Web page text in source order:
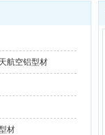
航空铝型材
材